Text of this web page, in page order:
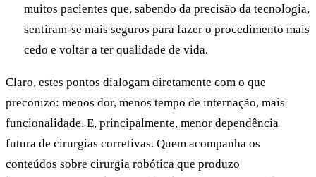
muitos pacientes que, sabendo da precisão da tecnologia,
sentiram-se mais seguros para fazer o procedimento mais
cedo e voltar a ter qualidade de vida.
Claro, estes pontos dialogam diretamente com o que
preconizo: menos dor, menos tempo de internação, mais
funcionalidade. E, principalmente, menor dependência
futura de cirurgias corretivas. Quem acompanha os
conteúdos sobre cirurgia robótica que produzo